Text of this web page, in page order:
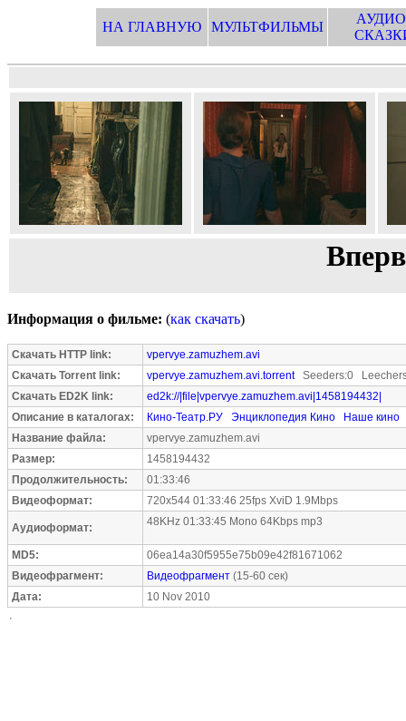
НА ГЛАВНУЮ МУЛЬТФИЛЬМЫ
Информация о фильме: (как скачать)
Скачать HTTP link:
vpervye.zamuzhem.avi
Скачать Torrent link:
vpervye.zamuzhem.avi.torrentSeeders:0
Скачать ED2K link:
ed2k://|file|vpervye.zamuzhem.avi|1458194432|
Описание в каталогах:
Кино-Театр.РУ Энциклопедия Кино
Наше кино
Название файла:
vpervye.zamuzhem.avi
Размер:
1458194432
Продолжительность:
01:33:46
Видеоформат:
720x544 01:33:46 25fps XviD 1.9Mbps
Аудиоформат: 48KHz 01:33:45 Mono 64Kbps mp3
MD5:
06ea14a30f5955e75b09e42f81671062
Видеофрагмент:
Видеофрагмент (15-60 сек)
Дата:
10 Nov 2010